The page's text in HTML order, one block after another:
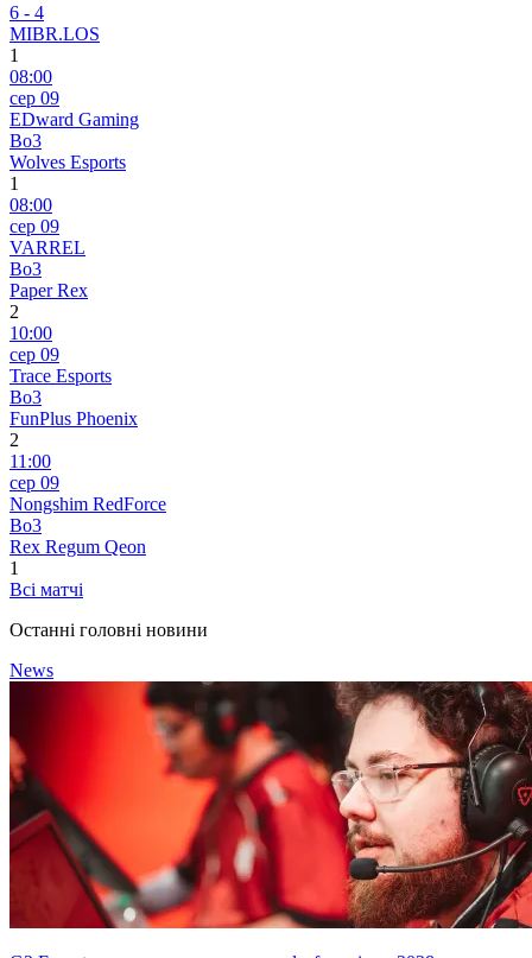
6 - 4
MIBR.LOS
1
08:00
сер 09
EDward Gaming
Bo3
Wolves Esports
1
08:00
сер 09
VARREL
Bo3
Paper Rex
2
10:00
сер 09
Trace Esports
Bo3
FunPlus Phoenix
2
11:00
сер 09
Nongshim RedForce
Bo3
Rex Regum Qeon
1
Всі матчі
Останні головні новини
News